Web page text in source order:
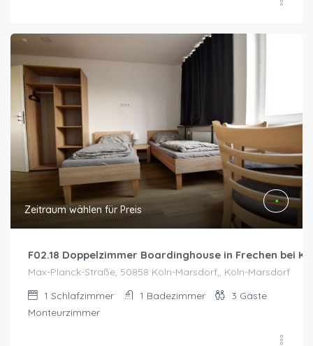
Zeitraum wählen für Preis
F02.18 Doppelzimmer Boardinghouse in Frechen bei
Max-Planck-Straße, 50858 Köln-Marsdorf,, Köln-Marsdorf
1 Schlafzimmer 1 Badezimmer 3 Gäste
Monteurzimmer